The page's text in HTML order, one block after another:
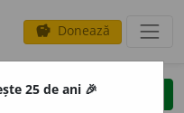
savings Donează
clear
25 de ani 🎉